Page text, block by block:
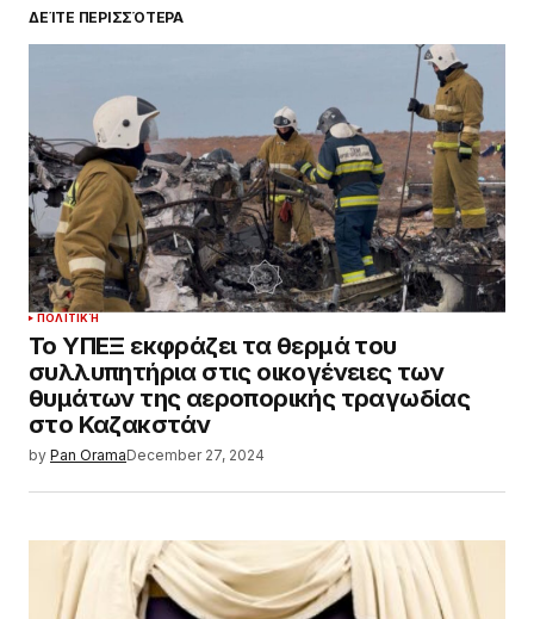
ΔΕΊΤΕ ΠΕΡΙΣΣΌΤΕΡΑ
ΠΟΛΙΤΙΚΉ
Το ΥΠΕΞ εκφράζει τα θερμά του
συλλυπητήρια στις οικογένειες των
θυμάτων της αεροπορικής τραγωδίας
στο Καζακστάν
by Pan OramaDecember 27, 2024